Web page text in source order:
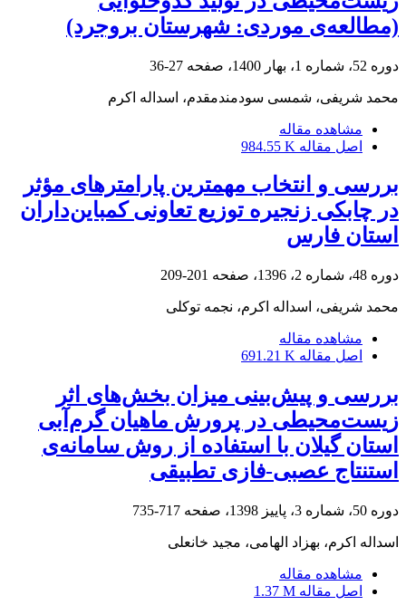
(مطالعه‌ی موردی: شهرستان بروجرد)
دوره 52، شماره 1، بهار 1400، صفحه 27-36
محمد شریفی، شمسی سودمندمقدم، اسداله اکرم
مشاهده مقاله
اصل مقاله 984.55 K
بررسی و انتخاب مهمترین پارامترهای مؤثر
در چابکی زنجیره توزیع تعاونی کمباین‌داران
استان فارس
دوره 48، شماره 2، 1396، صفحه 201-209
محمد شریفی، اسداله اکرم، نجمه توکلی
مشاهده مقاله
اصل مقاله 691.21 K
بررسی و پیش‌بینی میزان بخش‌های اثر
زیست‌محیطی در پرورش ماهیان گرم‌آبی
استان گیلان با استفاده از روش‌ سامانه‌ی
استنتاج عصبی-فازی تطبیقی
دوره 50، شماره 3، پاییز 1398، صفحه 717-735
اسداله اکرم، بهزاد الهامی، مجید خانعلی
مشاهده مقاله
اصل مقاله 1.37 M